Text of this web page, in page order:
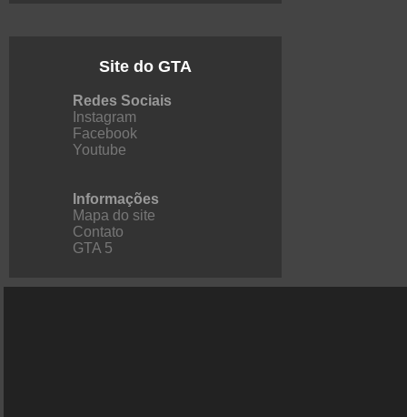
Site do GTA
Redes Sociais
Instagram
Facebook
Youtube
Informações
Mapa do site
Contato
GTA 5